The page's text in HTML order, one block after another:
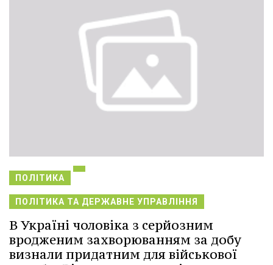
ПОЛІТИКА
ПОЛІТИКА ТА ДЕРЖАВНЕ УПРАВЛІННЯ
В Україні чоловіка з серйозним
вродженим захворюванням за добу
визнали придатним для військової